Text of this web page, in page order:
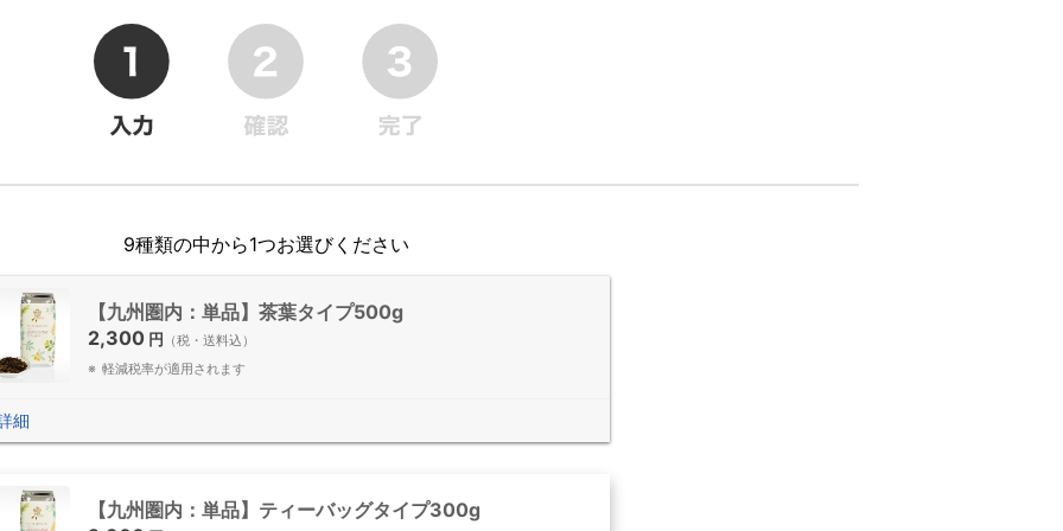
9種類の中から1つお選びください
【九州圏内：単品】茶葉タイプ500g
2,300 円 （税・送料込）
軽減税率が適用されます
細
【九州圏内：単品】ティーバッグタイプ300g